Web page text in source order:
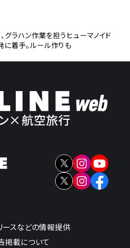
グラハン作業を担うヒューマノイド
に着手。ルール作りも
ースなどの情報提供
掲載について